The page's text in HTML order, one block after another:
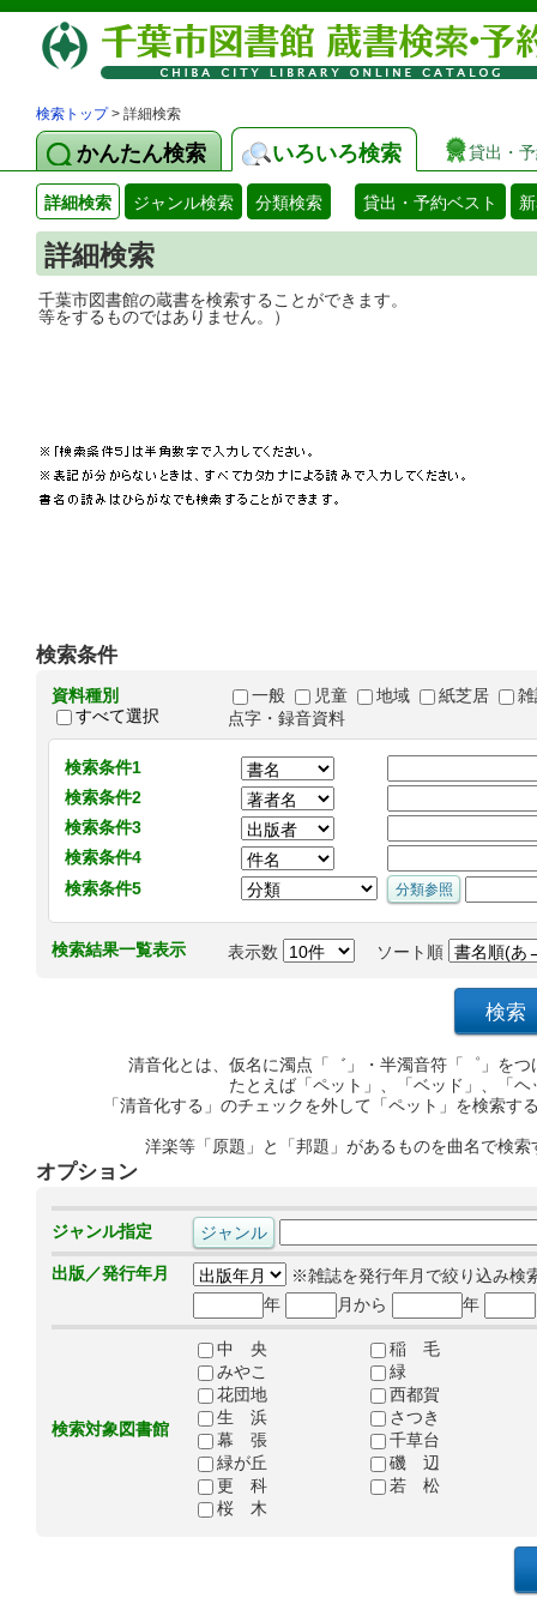
検索トップ> 詳細検索
かんたん検索 いろいろ検索 貸出・
詳細検索 ジャンル検索 分類検索 貸出・予約ベスト
詳細検索
千葉市図書館の蔵書を検索することがで
等をするものではありません。）
検索条件
資料種別
すべて選択
一般 児童 地域 紙芝居
点字・録音資料
検索条件1
検索条件2
検索条件3
検索条件4
検索条件5
検索結果一覧表示 表示数 ソート順
清音化とは、仮名に濁点「゛」・半濁音符「゜」を
たとえば「ペット」、「ベッド」、「
「清音化する」のチェックを外して「ペット」を検索
洋楽等「原題」と「邦題」があるものを曲名で検
オプション
ジャンル指定
出版／発行年月
※雑誌を発行年月で絞り込み検
年
月から 年
検索対象図書館
中 央
稲 毛
みやこ
緑
花団地
西都賀
生 浜
さつき
幕 張
千草台
緑が丘
磯 辺
更 科
若 松
桜 木